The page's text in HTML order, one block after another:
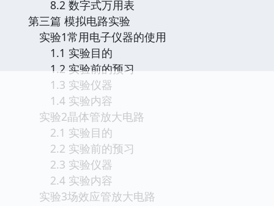
8.2 数字式万用表
第三篇 模拟电路实验
实验1常用电子仪器的使用
1.1 实验目的
1.2 实验前的预习
1.3 实验仪器
1.4 实验内容
实验2晶体管放大电路
2.1 实验目的
2.2 实验前的预习
2.3 实验仪器
2.4 实验内容
实验3场效应管放大电路